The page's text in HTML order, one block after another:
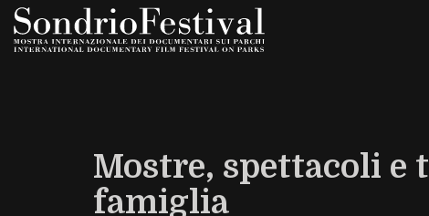
Salta
Mostre, spettacoli
famiglia